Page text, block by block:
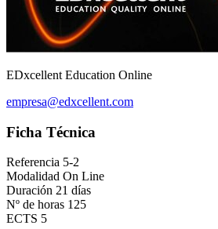
EDxcellent Education Online
empresa@edxcellent.com
Ficha Técnica
Referencia 5-2
Modalidad On Line
Duración 21 días
Nº de horas 125
ECTS 5